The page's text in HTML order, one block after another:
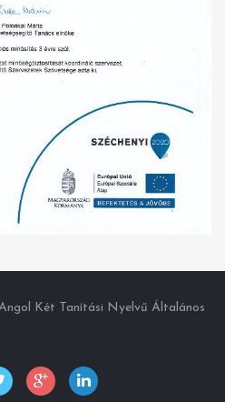
Két Tanítási Nyelvű Általános